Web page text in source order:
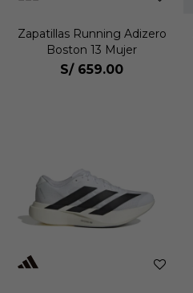
Zapatillas Running Adizero
Boston 13 Mujer
S/ 659.00